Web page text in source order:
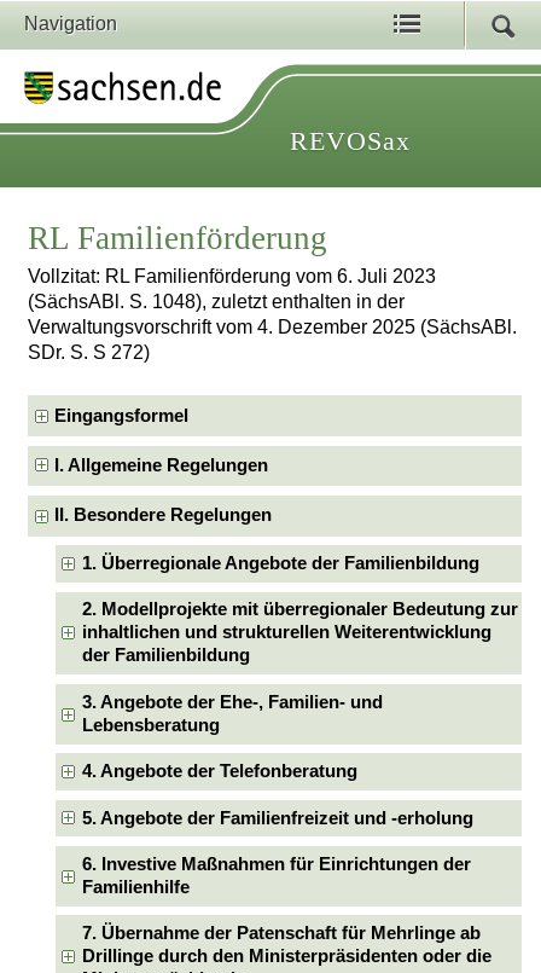
Navigation
REVOSax
RL Familienförderung
Vollzitat: RL Familienförderung vom 6. Juli 2023
(SächsABl. S. 1048), zuletzt enthalten in der
Verwaltungsvorschrift vom 4. Dezember 2025 (SächsABl.
SDr. S. S 272)
Eingangsformel
I. Allgemeine Regelungen
II. Besondere Regelungen
1. Überregionale Angebote der Familienbildung
2. Modellprojekte mit überregionaler Bedeutung zur
inhaltlichen und strukturellen Weiterentwicklung
der Familienbildung
3. Angebote der Ehe-, Familien- und
Lebensberatung
4. Angebote der Telefonberatung
5. Angebote der Familienfreizeit und -erholung
6. Investive Maßnahmen für Einrichtungen der
Familienhilfe
7. Übernahme der Patenschaft für Mehrlinge ab
Drillinge durch den Ministerpräsidenten oder die